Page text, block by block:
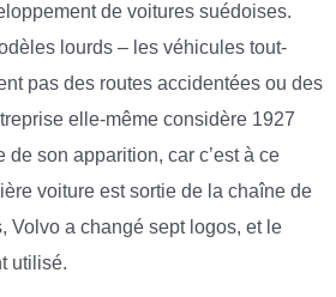
de voitures suédoises.
lourds – les véhicules tout-
pas des routes accidentées ou des
elle-même considère 1927
de son apparition, car c’est à ce
voiture est sortie de la chaîne de
Volvo a changé sept logos, et le
utilisé.